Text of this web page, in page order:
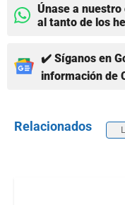
Únase a
al tanto de los
✔️ Síganos en
información de
Relacionados